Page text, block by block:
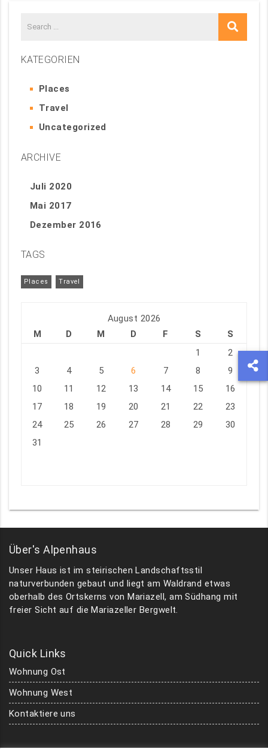
KATEGORIEN
Places
Travel
Uncategorized
ARCHIVE
Juli 2020
Mai 2017
Dezember 2016
TAGS
Places Travel
August 2026
M
D M D F S
S
1
2
3
4 5 6 7 8
9
10
11 12 13 14 15
16
17
18 19 20 21 22
23
24
25 26 27 28 29
30
31
Über's Alpenhaus
Unser Haus ist im steirischen Landschaftsstil
naturverbunden gebaut und liegt am Waldrand etwas
oberhalb des Ortskerns von Mariazell, am Südhang mit
freier Sicht auf die Mariazeller Bergwelt.
Quick Links
Wohnung Ost
Wohnung West
Kontaktiere uns